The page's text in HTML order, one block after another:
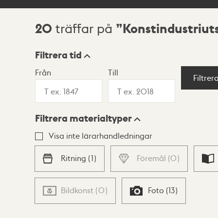
Sökresultat
20 träffar på
Visningsläge
Lista Karta
Filtrera tid
Från Till
Filtrera materialtyper
Visa inte lärarhandledningar
Ritning (1) Föremål (0)
Bildkonst (0) Foto (13)